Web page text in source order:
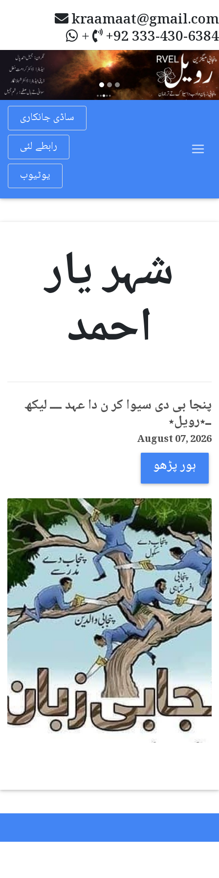
kraamaat@gmail.com
+ +92 333-430-6384
Previous
ساڈی جانکاری
رابطے لئی
یوٹیوب
شہر یار
احمد
پنجا بی دی سیوا کر ن دا عہد ــــ لیکھ
ــ٭رویل٭
August 07, 2026
ہور پڑھو